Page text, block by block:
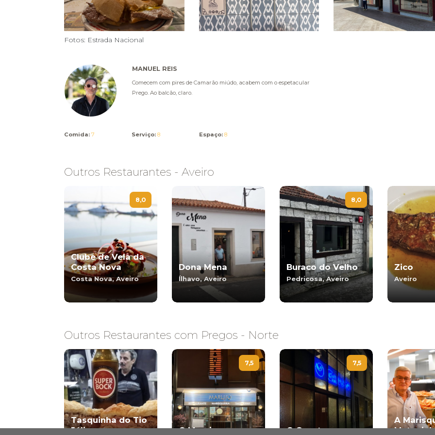
Fotos: Estrada Nacional
MANUEL REIS
Comecem com pires de Camarão miúdo, acabem com o espetacular
Prego. Ao balcão, claro.
Comida: 7 Serviço: 8 Espaço: 8
Outros Restaurantes - Aveiro
8,0
Clube de Vela da
Costa Nova
Costa Nova, Aveiro
Dona Mena
Ílhavo, Aveiro
8,0
Buraco do Velho
Pedricosa, Aveiro
Zico
Aveiro
Outros Restaurantes com Pregos - Norte
Tasquinha do Tio
Júlio
7,5
O Marujo
7,5
O Gaveto
A